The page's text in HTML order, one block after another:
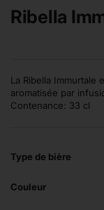
Ribella
La Ribella Immurtale
aromatisée par
Contenance: 33 cl
Type de bière
Couleur